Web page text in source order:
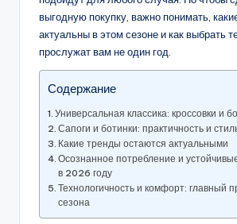
выгодную покупку, важно понимать,
актуальны в этом сезоне и как выбрать
прослужат вам не один год.
Содержание
Универсальная классика: кроссовки и
Сапоги и ботинки: практичность и
Какие тренды остаются актуальными
Осознанное потребление и
в 2026 году
Технологичность и комфорт: главный
сезона